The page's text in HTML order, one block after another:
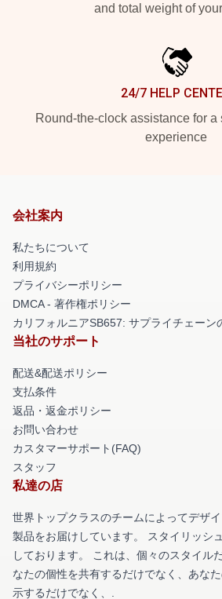
and total weight of
24/7 HELP
Round-the-clock assistance for a
experience
会社案内
私たちについて
利用規約
プライバシーポリシー
DMCA - 著作権ポリシー
カリフォルニアSB657: サプライチェーン
当社のサポート
配送&配送ポリシー
支払条件
返品・返金ポリシー
お問い合わせ
カスタマーサポート(FAQ)
スタッフ
私達の店
世界トップクラスのチームによってデザ
製品をお届けしています。 スタイリッシ
しております。 これは、個々のスタイル
なたの個性を共有するだけでなく、あな
示するだけでなく、.